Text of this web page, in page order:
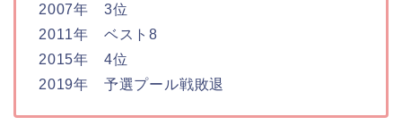
2007年 3位
2011年 ベスト8
2015年 4位
2019年 予選プール戦敗退